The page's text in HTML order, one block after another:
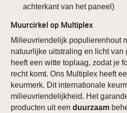
achterkant van het paneel)
Muurcirkel op Multiplex
Milieuvriendelijk populierenhout
natuurlijke uitstraling en licht van
heeft een witte toplaag, zodat je
recht komt. Ons Multiplex heeft
keurmerk. Dit internationale
milieuvriendelijkheid. Het
producten uit eenduurzaam